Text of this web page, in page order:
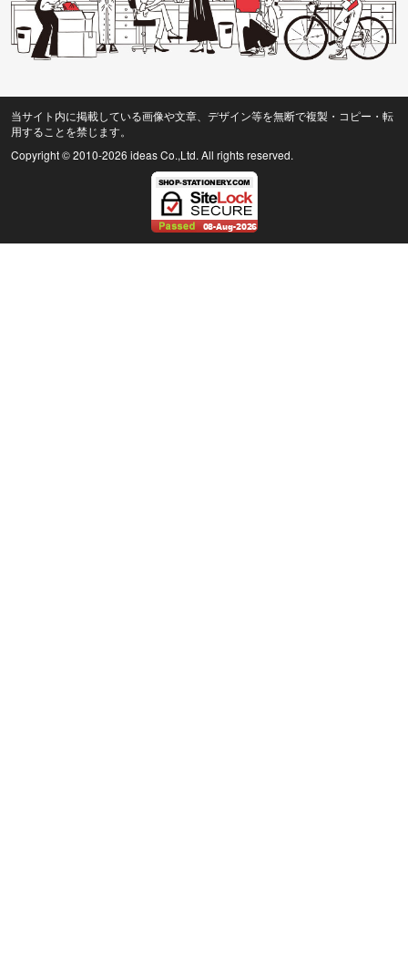
当サイト内に掲載している画像や文章、デザイン等を無断で複製・コピー・転
用することを禁じます。
Copyright © 2010-2026 ideas Co.,Ltd. All rights reserved.